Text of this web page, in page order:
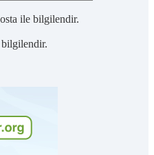
ile bilgilendir.
bilgilendir.